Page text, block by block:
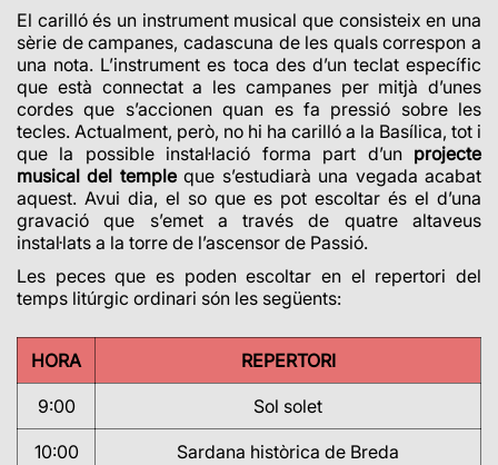
El carilló és un instrument musical que consisteix en una
sèrie de campanes, cadascuna de les quals correspon a
una nota. L’instrument es toca des d’un teclat específic
que està connectat a les campanes per mitjà d’unes
cordes que s’accionen quan es fa pressió sobre les
tecles. Actualment, però, no hi ha carilló a la Basílica, tot i
que la possible instal·lació forma part d’un projecte
musical del templeque s’estudiarà una vegada acabat
aquest. Avui dia, el so que es pot escoltar és el d’una
gravació que s’emet a través de quatre altaveus
instal·lats a la torre de l’ascensor de Passió.
Les peces que es poden escoltar en el repertori del
temps litúrgic ordinari són les següents:
HORA REPERTORI
9:00 Sol solet
10:00 Sardana històrica de Breda